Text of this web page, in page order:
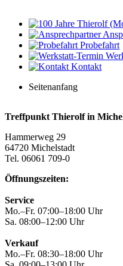
Probefahrt
Kontakt
Seitenanfang
Treffpunkt Thierolf in
Hammerweg 29
64720 Michelstadt
Tel. 06061 709-0
Öffnungszeiten:
Service
Mo.–Fr. 07:00–18:00 Uhr
Sa. 08:00–12:00 Uhr
Verkauf
Mo.–Fr. 08:30–18:00 Uhr